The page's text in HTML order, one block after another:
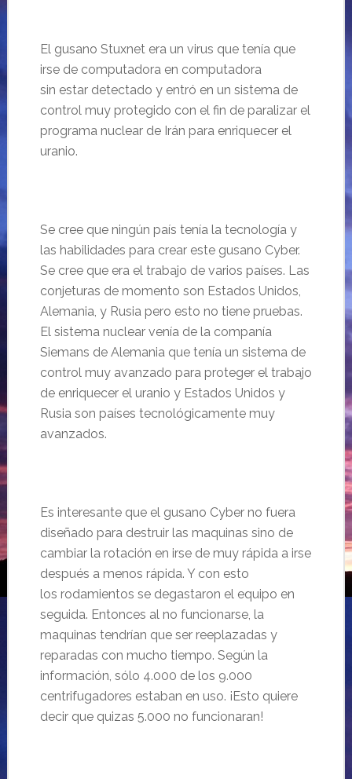
El gusano Stuxnet era un virus que tenía que
irse de computadora en computadora
sin estar detectado y entró en un sistema de
control muy protegido con el fin de paralizar el
programa nuclear de Irán para enriquecer el
uranio.
Se cree que ningún país tenía la tecnología y
las habilidades para crear este gusano Cyber.
Se cree que era el trabajo de varios países. Las
conjeturas de momento son Estados Unidos,
Alemania, y Rusia pero esto no tiene pruebas.
El sistema nuclear venía de la companía
Siemans de Alemania que tenía un sistema de
control muy avanzado para proteger el trabajo
de enriquecer el uranio y Estados Unidos y
Rusia son países tecnológicamente muy
avanzados.
Es interesante que el gusano Cyber no fuera
diseñado para destruir las maquinas sino de
cambiar la rotación en irse de muy rápida a irse
después a menos rápida. Y con esto
los rodamientos se degastaron el equipo en
seguida. Entonces al no funcionarse, la
maquinas tendrían que ser reeplazadas y
reparadas con mucho tiempo. Según la
información, sólo 4.000 de los 9.000
centrifugadores estaban en uso. ¡Esto quiere
decir que quizas 5.000 no funcionaran!